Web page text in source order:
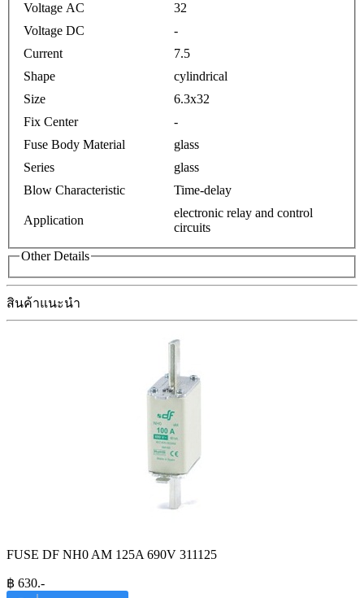
Voltage AC
32
Voltage DC
-
Current
7.5
Shape
cylindrical
Size
6.3x32
Fix Center
-
Fuse Body Material
glass
Series
glass
Blow Characteristic
Time-delay
Application
electronic relay and control
circuits
Other Details
สินค้าแนะนำ
FUSE DF NH0 AM 125A 690V 311125
฿ 630.-